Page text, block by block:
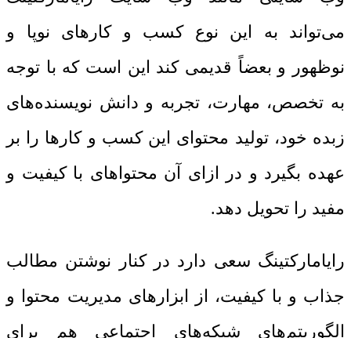
می‌تواند به این نوع کسب و کارهای نوپا و
نوظهور و بعضاً قدیمی کند این است که با توجه
به تخصص، مهارت، تجربه و دانش نویسنده‌های
زبده خود، تولید محتوای این کسب و کارها را بر
عهده بگیرد و در ازای آن محتواهای با کیفیت و
مفید را تحویل دهد.
رایامارکتینگ سعی دارد در کنار نوشتن مطالب
جذاب و با کیفیت، از ابزارهای مدیریت محتوا و
الگوریتم‌های شبکه‌های اجتماعی هم برای